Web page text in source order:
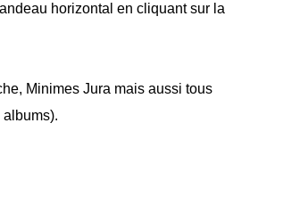
horizontal en cliquant sur la
Minimes Jura mais aussi tous